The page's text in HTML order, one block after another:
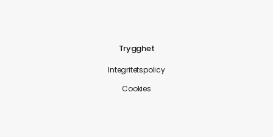
Trygghet
Integritetspolicy
Cookies